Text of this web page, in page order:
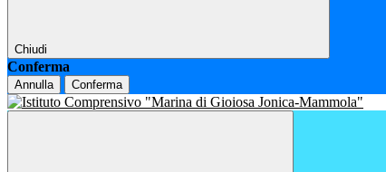
Chiudi
Conferma
Annulla Conferma